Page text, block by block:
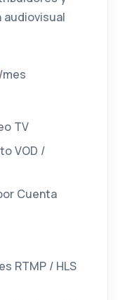
mes
TV
VOD /
Cuenta
RTMP / HLS